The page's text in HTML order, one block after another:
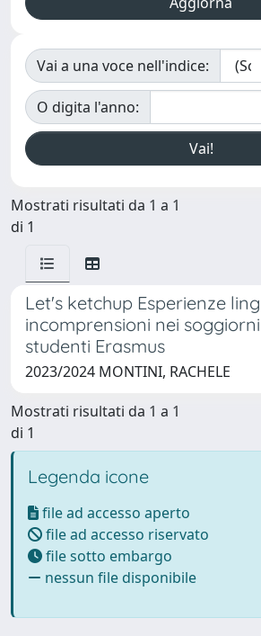
Vai a una voce nell'indice:
O digita l'anno:
Mostrati risultati da 1 a 1
di 1
Let's ketchup Esperienze
incomprensioni nei
studenti Erasmus
2023/2024 MONTINI, RACHELE
Mostrati risultati da 1 a 1
di 1
Legenda icone
file ad accesso aperto
file ad accesso riservato
file sotto embargo
nessun file disponibile